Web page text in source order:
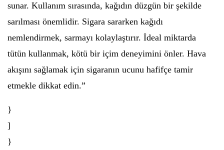
sunar. Kullanım sırasında, kağıdın düzgün bir şekilde
sarılması önemlidir. Sigara sararken kağıdı
nemlendirmek, sarmayı kolaylaştırır. İdeal miktarda
tütün kullanmak, kötü bir içim deneyimini önler. Hava
akışını sağlamak için sigaranın ucunu hafifçe tamir
etmekle dikkat edin.”
}
]
}